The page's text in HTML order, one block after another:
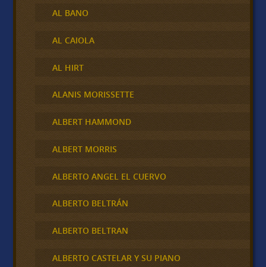
AL BANO
AL CAIOLA
AL HIRT
ALANIS MORISSETTE
ALBERT HAMMOND
ALBERT MORRIS
ALBERTO ANGEL EL CUERVO
ALBERTO BELTRÁN
ALBERTO BELTRAN
ALBERTO CASTELAR Y SU PIANO